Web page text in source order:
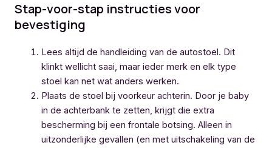
Stap-voor-stap instructies voor
bevestiging
Lees altijd de handleiding van de autostoel. Dit
klinkt wellicht saai, maar ieder merk en elk type
stoel kan net wat anders werken.
Plaats de stoel bij voorkeur achterin. Door je baby
in de achterbank te zetten, krijgt die extra
bescherming bij een frontale botsing. Alleen in
uitzonderlijke gevallen (en met uitschakeling van de